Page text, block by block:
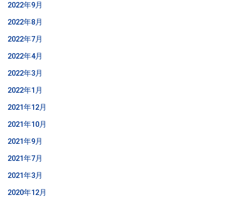
2022年9月
2022年8月
2022年7月
2022年4月
2022年3月
2022年1月
2021年12月
2021年10月
2021年9月
2021年7月
2021年3月
2020年12月